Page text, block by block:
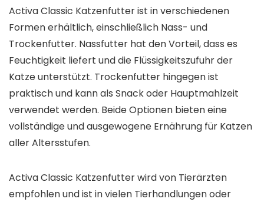
Activa Classic Katzenfutter ist in verschiedenen
Formen erhältlich, einschließlich Nass- und
Trockenfutter. Nassfutter hat den Vorteil, dass es
Feuchtigkeit liefert und die Flüssigkeitszufuhr der
Katze unterstützt. Trockenfutter hingegen ist
praktisch und kann als Snack oder Hauptmahlzeit
verwendet werden. Beide Optionen bieten eine
vollständige und ausgewogene Ernährung für Katzen
aller Altersstufen.
Activa Classic Katzenfutter wird von Tierärzten
empfohlen und ist in vielen Tierhandlungen oder